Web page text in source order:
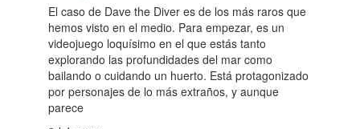
El caso de Dave the Diver es de los más raros que
hemos visto en el medio. Para empezar, es un
videojuego loquísimo en el que estás tanto
explorando las profundidades del mar como
bailando o cuidando un huerto. Está protagonizado
por personajes de lo más extraños, y aunque
parece